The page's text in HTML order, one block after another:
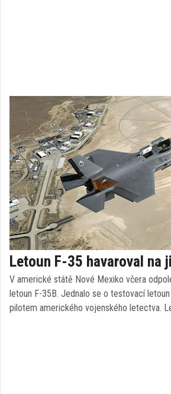
Letoun F-35 havaroval na
V americké státě Nové Mexiko včera
letoun F-35B. Jednalo se o testovací
pilotem amerického vojenského letectva.